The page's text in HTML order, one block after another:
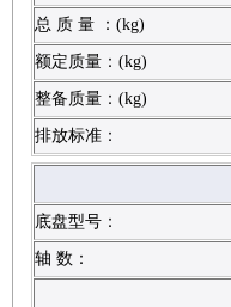
总 质 量 ：(kg)
额定质量：(kg)
整备质量：(kg)
排放标准：
底盘型号：
轴 数：